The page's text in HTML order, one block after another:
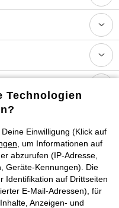
auf
und zzgl.Service- &
Technologien
Einwilligung (Klick auf
, um Informationen auf
abzurufen (IP-Adresse,
Geräte-Kennungen). Die
Identifikation auf Drittseiten
E-Mail-Adressen), für
Anzeigen- und